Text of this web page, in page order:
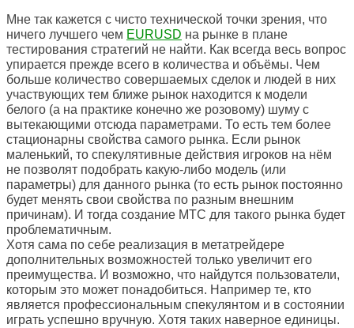
Мне так кажется с чисто технической точки зрения, что
ничего лучшего чем EURUSD на рынке в плане
тестирования стратегий не найти. Как всегда весь вопрос
упирается прежде всего в количества и объёмы. Чем
больше количество совершаемых сделок и людей в них
участвующих тем ближе рынок находится к модели
белого (а на практике конечно же розовому) шуму с
вытекающими отсюда параметрами. То есть тем более
стационарны свойства самого рынка. Если рынок
маленький, то спекулятивные действия игроков на нём
не позволят подобрать какую-либо модель (или
параметры) для данного рынка (то есть рынок постоянно
будет менять свои свойства по разным внешним
причинам). И тогда создание МТС для такого рынка будет
проблематичным.
Хотя сама по себе реализация в метатрейдере
дополнительных возможностей только увеличит его
преимущества. И возможно, что найдутся пользователи,
которым это может понадобиться. Например те, кто
является профессиональным спекулянтом и в состоянии
играть успешно вручную. Хотя таких наверное единицы.